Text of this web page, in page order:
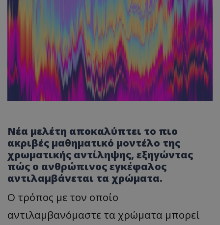
Νέα μελέτη αποκαλύπτει το πιο
ακριβές μαθηματικό μοντέλο της
χρωματικής αντίληψης, εξηγώντας
πώς ο ανθρώπινος εγκέφαλος
αντιλαμβάνεται τα χρώματα.
Ο τρόπος με τον οποίο
αντιλαμβανόμαστε τα χρώματα μπορεί